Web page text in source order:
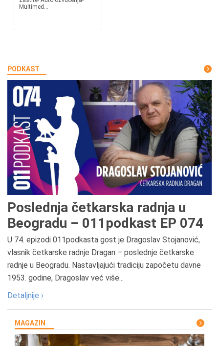
Multimed...
PODKAST
Poslednja četkarska radnja u
Beogradu – 011podkast EP 074
U 74. epizodi 011podkasta gost je Dragoslav Stojanović,
vlasnik četkarske radnje Dragan – poslednje četkarske
radnje u Beogradu. Nastavljajući tradiciju započetu davne
1953. godine, Dragoslav već više...
Detaljnije ›
MAGAZIN